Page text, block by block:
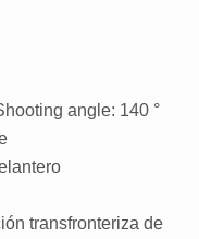
angle: 140 °
transfronteriza de